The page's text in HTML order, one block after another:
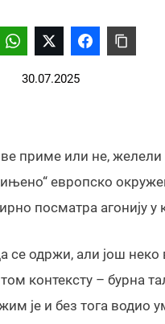
30.07.2025
приме или не,
европско
посматра агонију у
се одржи, али још
контексту – бурна
је и без тога водио